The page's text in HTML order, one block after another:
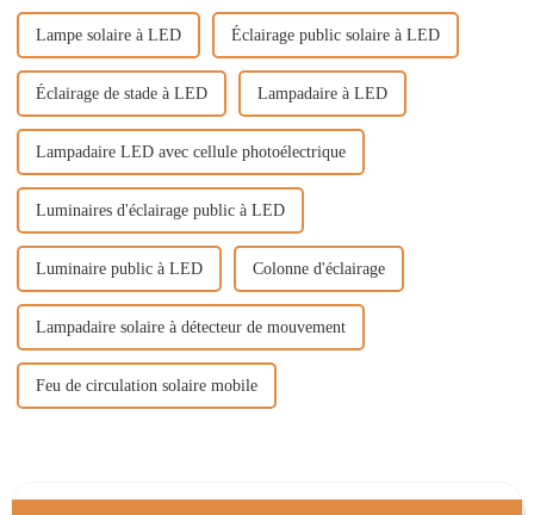
Lampe solaire à LED Éclairage public solaire à LED
Éclairage de stade à LED Lampadaire à LED
Lampadaire LED avec cellule photoélectrique
Luminaires d'éclairage public à LED
Luminaire public à LED Colonne d'éclairage
Lampadaire solaire à détecteur de mouvement
Feu de circulation solaire mobile